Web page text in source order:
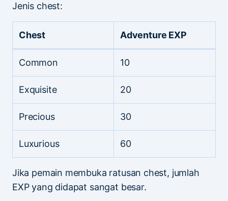
Jenis chest:
Chest Adventure EXP
Common 10
Exquisite 20
Precious 30
Luxurious 60
Jika pemain membuka ratusan chest, jumlah
EXP yang didapat sangat besar.